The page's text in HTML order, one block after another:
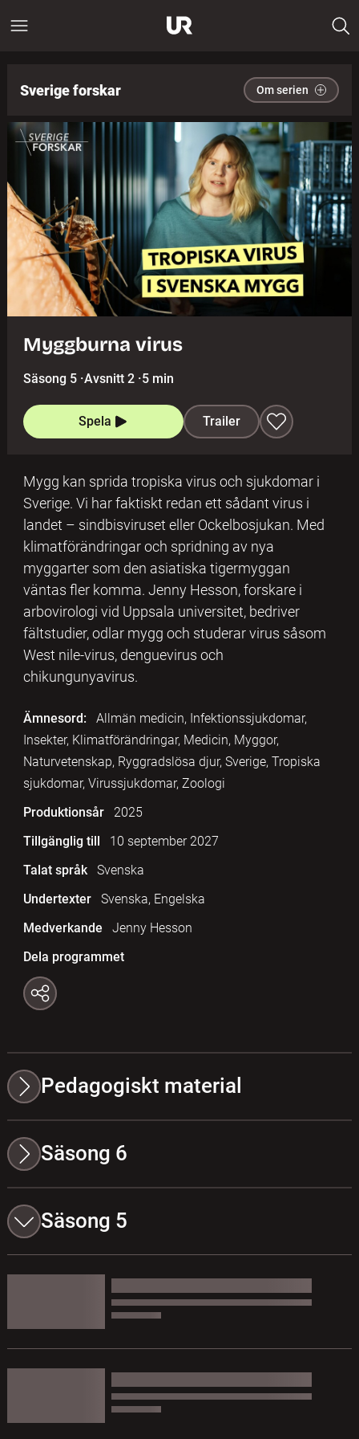
Sverige forskar Om serien
Myggburna virus
Säsong 5 ·Avsnitt 2 ·5 min
Spela Trailer
Mygg kan sprida tropiska virus och sjukdomar i
Sverige. Vi har faktiskt redan ett sådant virus i
landet – sindbisviruset eller Ockelbosjukan. Med
klimatförändringar och spridning av nya
myggarter som den asiatiska tigermyggan
väntas fler komma. Jenny Hesson, forskare i
arbovirologi vid Uppsala universitet, bedriver
fältstudier, odlar mygg och studerar virus såsom
West nile-virus, denguevirus och
chikungunyavirus.
Ämnesord:
Allmän medicin, Infektionssjukdomar,
Insekter, Klimatförändringar, Medicin, Myggor,
Naturvetenskap, Ryggradslösa djur, Sverige, Tropiska
sjukdomar, Virussjukdomar, Zoologi
Produktionsår
2025
Tillgänglig till
10 september 2027
Talat språk
Svenska
Undertexter
Svenska, Engelska
Medverkande
Jenny Hesson
Dela programmet
Pedagogiskt material
Säsong 6
Säsong 5